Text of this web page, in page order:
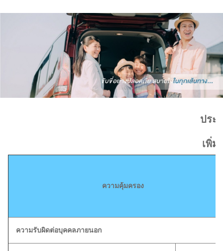
ประ
เพิ่ม
ความคุ้มครอง
ความรับผิดต่อบุคคลภายนอก